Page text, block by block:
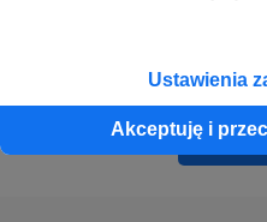
Ustawienia
Akceptuję i
Cofnij